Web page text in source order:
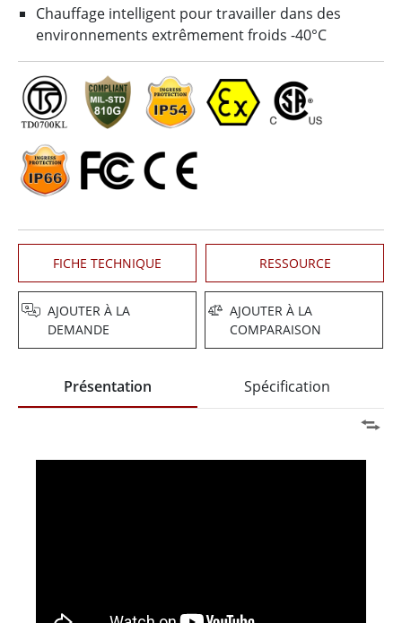
Chauffage intelligent pour travailler dans des
environnements extrêmement froids -40°C
FICHE TECHNIQUE RESSOURCE
AJOUTER À LA
DEMANDE
AJOUTER À LA
COMPARAISON
Présentation Spécification